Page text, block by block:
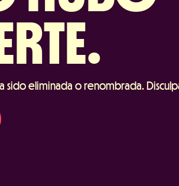
sido eliminada o renombrada.